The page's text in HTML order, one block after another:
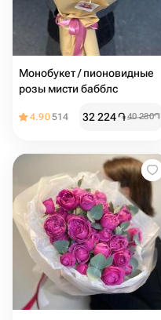
Монобукет / пионовидные
розы мисти бабблс
4.90514 32 224֏40 280֏